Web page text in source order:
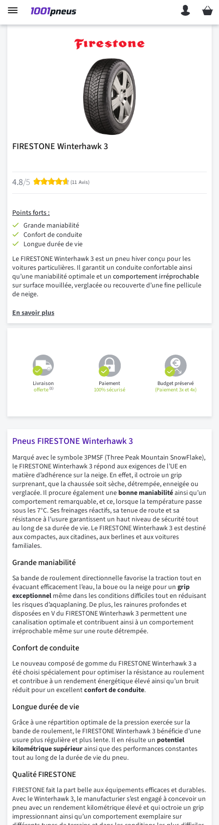
Mon
FIRESTONE Winterhawk 3
Évaluation:
4.8/5 95
% of100
(11 Avis)
Points forts :
Grande maniabilité
Confort de conduite
Longue durée de vie
Le FIRESTONE Winterhawk 3 est un pneu hiver conçu pour les
voitures particulières. Il garantit un conduite confortable ainsi
qu’une maniabilité optimale et un comportement irréprochable
sur surface mouillée, verglacée ou recouverte d’une fine pellicule
de neige.
En savoir plus
Livraison
offerte(1)
Paiement
100% sécurisé
Budget préservé
(Paiement 3x et 4x)
Pneus FIRESTONE Winterhawk 3
Marqué avec le symbole 3PMSF (Three Peak Mountain SnowFlake),
le FIRESTONE Winterhawk 3 répond aux exigences de l’UE en
matière d’adhérence sur la neige. En effet, il octroie un grip
surprenant, que la chaussée soit sèche, détrempée, enneigée ou
verglacée. Il procure également une bonne maniabilitéainsi qu’un
comportement remarquable, et ce, lorsque la température passe
sous les 7°C. Ses freinages réactifs, sa tenue de route et sa
résistance à l'usure garantissent un haut niveau de sécurité tout
au long de sa durée de vie. Le FIRESTONE Winterhawk 3 est destiné
aux compactes, aux citadines, aux berlines et aux voitures
familiales.
Grande maniabilité
Sa bande de roulement directionnelle favorise la traction tout en
évacuant efficacement l’eau, la boue ou la neige pour un grip
exceptionnel même dans les conditions difficiles tout en réduisant
les risques d’aquaplaning. De plus, les rainures profondes et
disposées en V du FIRESTONE Winterhawk 3 permettent une
canalisation optimale et contribuent ainsi à un comportement
irréprochable même sur une route détrempée.
Confort de conduite
Le nouveau composé de gomme du FIRESTONE Winterhawk 3 a
été choisi spécialement pour optimiser la résistance au roulement
et contribue à un rendement énergétique élevé ainsi qu’un bruit
réduit pour un excellentconfort de conduite.
Longue durée de vie
Grâce à une répartition optimale de la pression exercée sur la
bande de roulement, le FIRESTONE Winterhawk 3 bénéficie d’une
usure plus régulière et plus lente. Il en résulte un potentiel
kilométrique supérieurainsi que des performances constantes
tout au long de la durée de vie du pneu.
Qualité FIRESTONE
FIRESTONE fait la part belle aux équipements efficaces et durables.
Avec le Winterhawk 3, le manufacturier s’est engagé à concevoir un
pneu avec un rendement kilométrique élevé et qui octroie un grip
impressionnant ainsi qu’un comportement exemplaire sur